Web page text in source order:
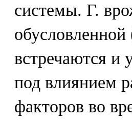
системы. Г.
встречаются и
под влиянием
факторов во